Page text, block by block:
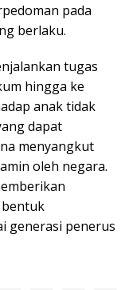
pada
berlaku.
tugas
hingga ke
anak tidak
dapat
menyangkut
oleh negara.
generasi penerus